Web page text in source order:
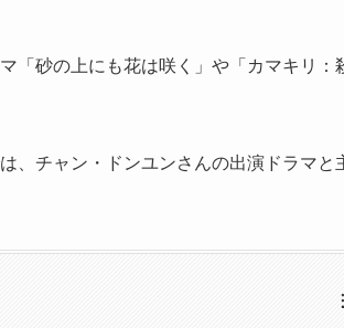
「砂の上にも花は咲く」や「カマキリ
、チャン・ドンユンさんの出演ドラマと